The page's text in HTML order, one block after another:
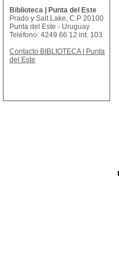
Biblioteca | Punta del Este
Prado y Salt Lake, C.P 20100
Punta del Este - Uruguay
Teléfono: 4249 66 12 int. 103
Contacto BIBLIOTECA | Punta
del Este